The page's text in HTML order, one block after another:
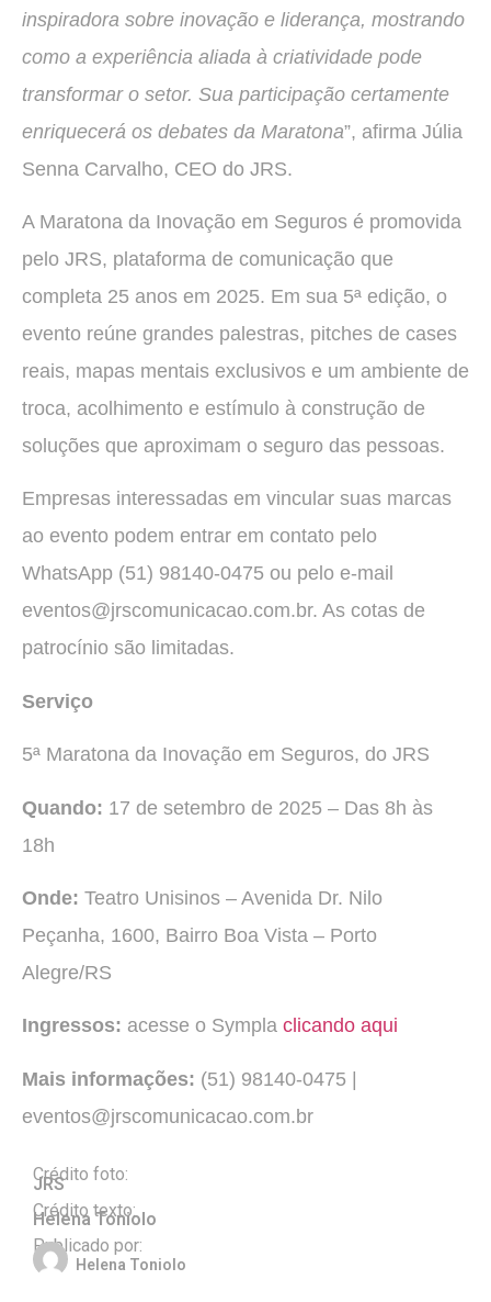
inspiradora sobre inovação e liderança, mostrando
como a experiência aliada à criatividade pode
transformar o setor. Sua participação certamente
enriquecerá os debates da Maratona”, afirma Júlia
Senna Carvalho, CEO do JRS.
A Maratona da Inovação em Seguros é promovida
pelo JRS, plataforma de comunicação que
completa 25 anos em 2025. Em sua 5ª edição, o
evento reúne grandes palestras, pitches de cases
reais, mapas mentais exclusivos e um ambiente de
troca, acolhimento e estímulo à construção de
soluções que aproximam o seguro das pessoas.
Empresas interessadas em vincular suas marcas
ao evento podem entrar em contato pelo
WhatsApp (51) 98140-0475 ou pelo e-mail
eventos@jrscomunicacao.com.br. As cotas de
patrocínio são limitadas.
Serviço
5ª Maratona da Inovação em Seguros, do JRS
Quando: 17 de setembro de 2025 – Das 8h às
18h
Onde: Teatro Unisinos – Avenida Dr. Nilo
Peçanha, 1600, Bairro Boa Vista – Porto
Alegre/RS
Ingressos: acesse o Sympla clicando aqui
Mais informações: (51) 98140-0475 |
eventos@jrscomunicacao.com.br
Crédito foto:
JRS
Crédito texto:
Helena Toniolo
Publicado por:
Helena Toniolo